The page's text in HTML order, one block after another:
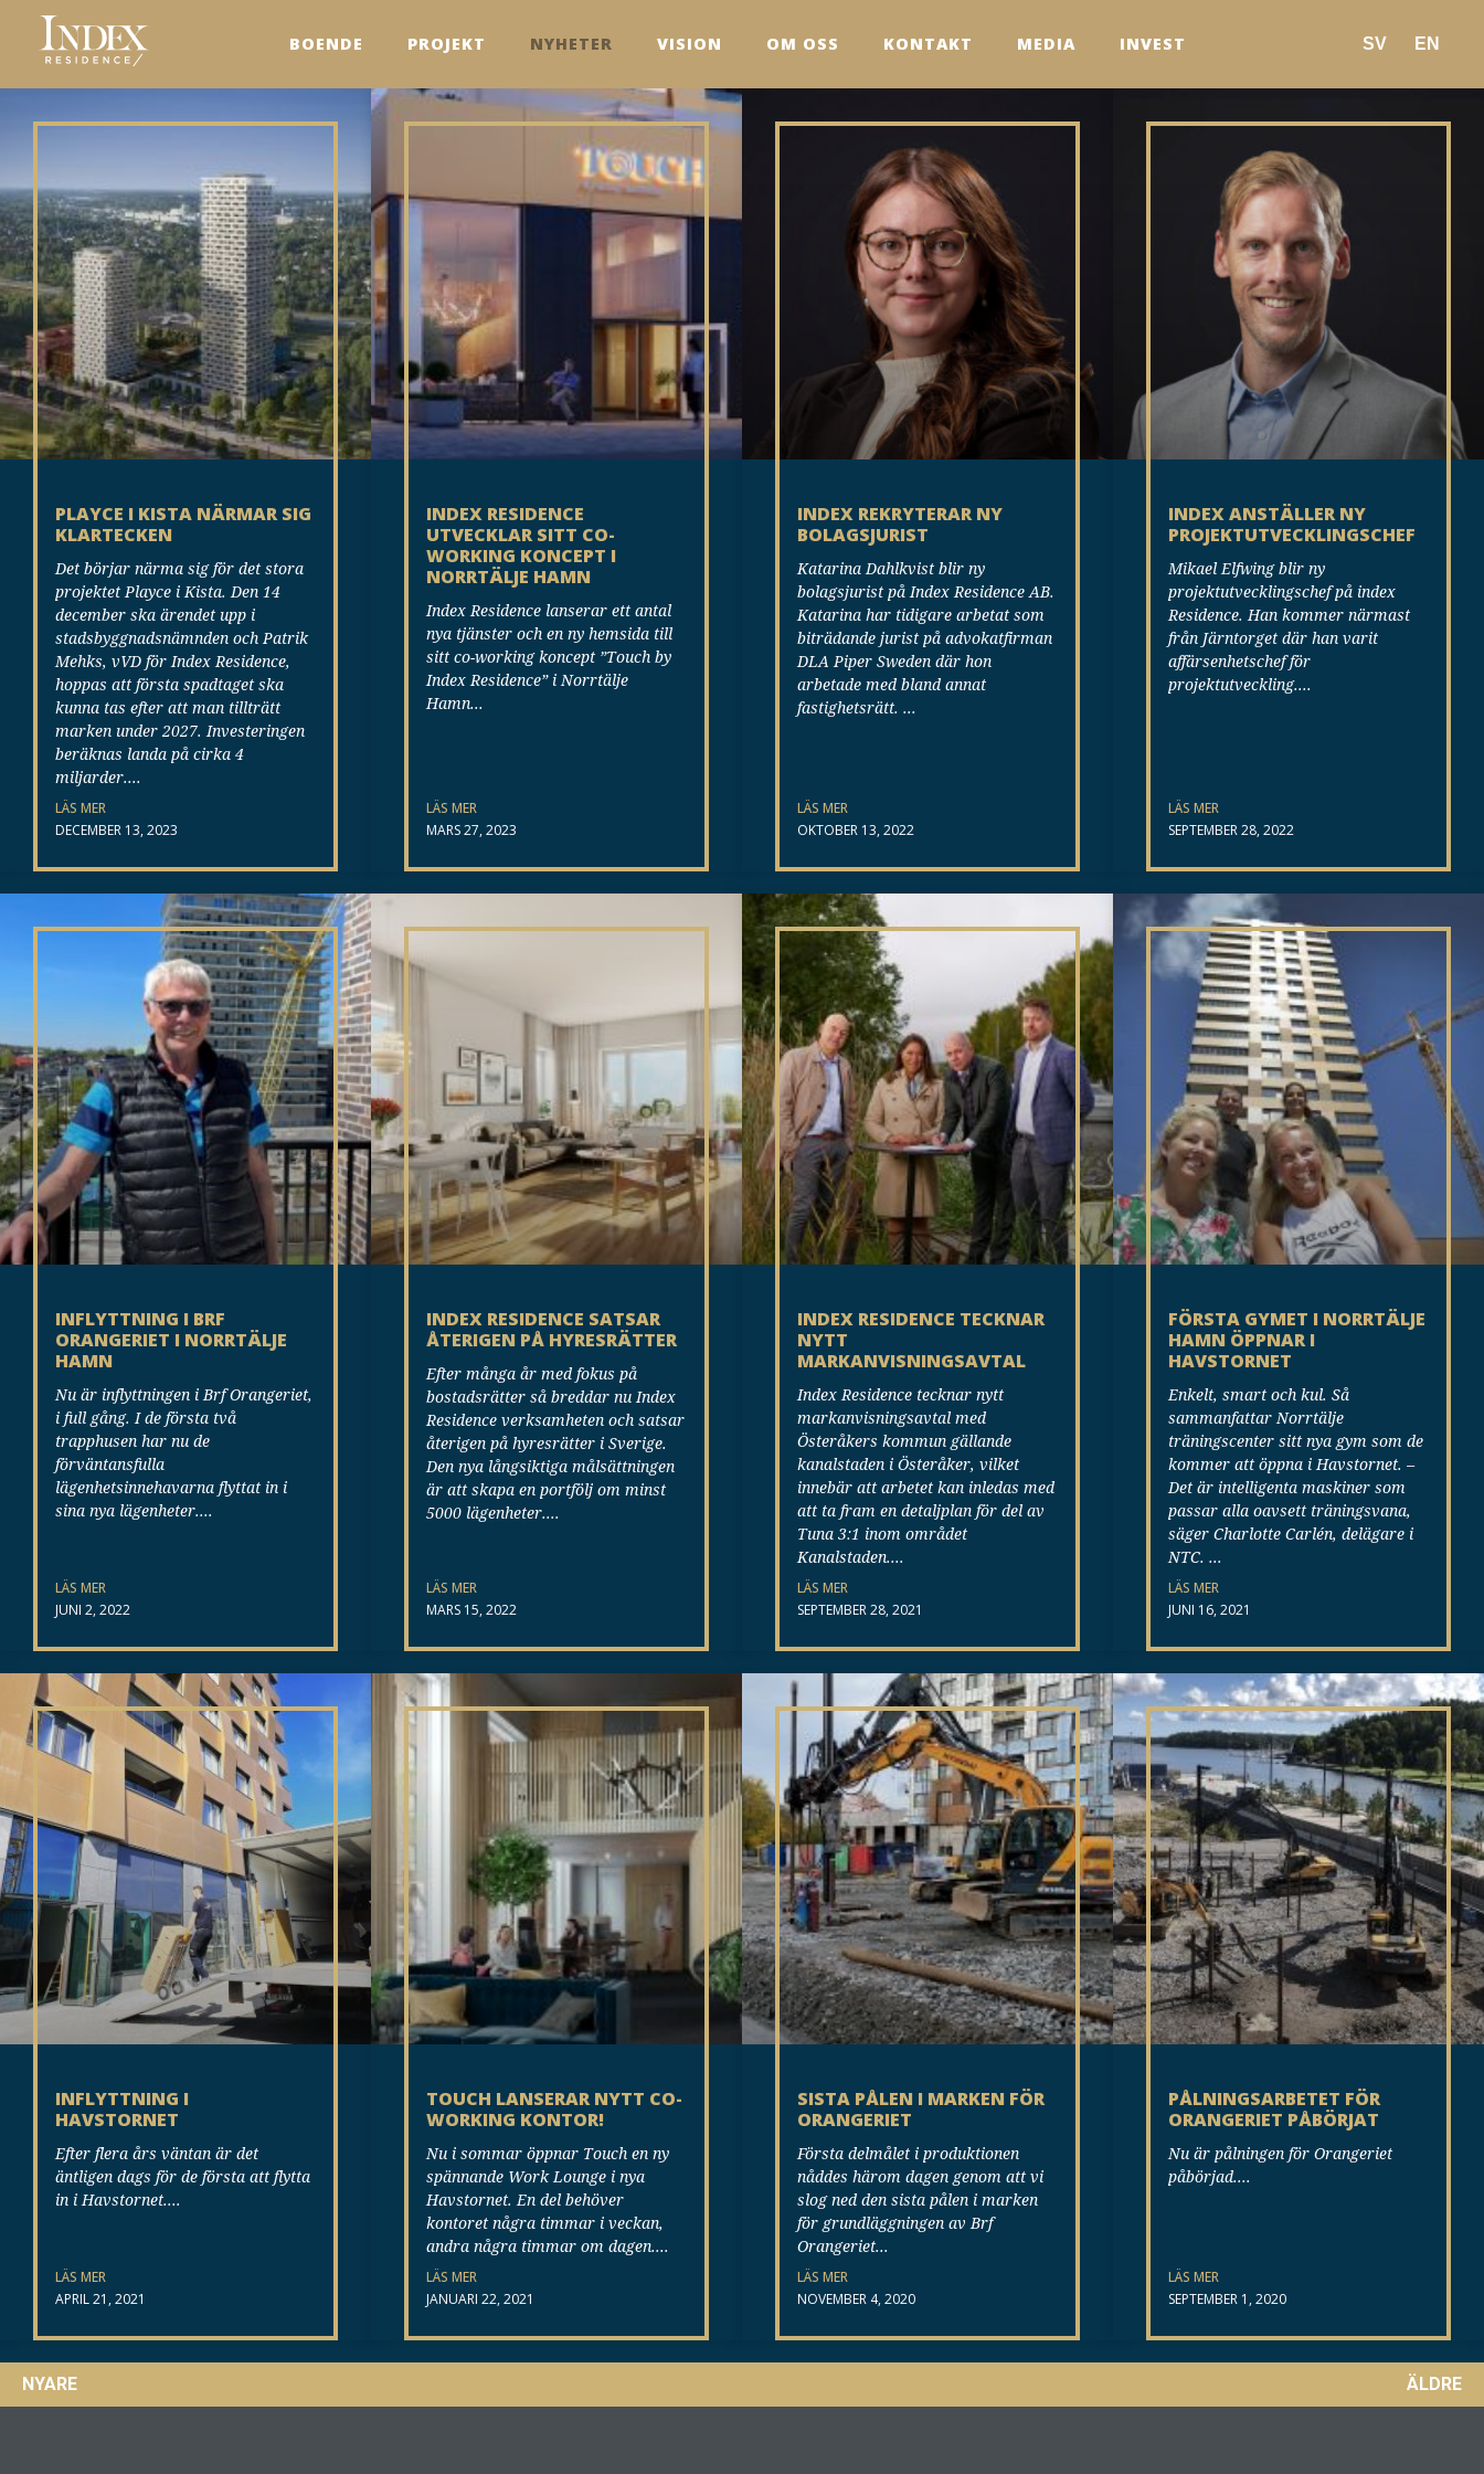
BOENDE PROJEKT NYHETER VISION OM OSS KONTAKT MEDIA INVEST SV EN
PLAYCE I KISTA NÄRMAR SIG
KLARTECKEN
Det börjar närma sig för det stora
projektet Playce i Kista. Den 14
december ska ärendet upp i
stadsbyggnadsnämnden och Patrik
Mehks, vVD för Index Residence,
hoppas att första spadtaget ska
kunna tas efter att man tillträtt
marken under 2027. Investeringen
beräknas landa på cirka 4
miljarder.
LÄS MER
DECEMBER 13, 2023
INDEX RESIDENCE
UTVECKLAR SITT CO-
WORKING KONCEPT I
NORRTÄLJE HAMN
Index Residence lanserar ett antal
nya tjänster och en ny hemsida till
sitt co-working koncept ”Touch by
Index Residence” i Norrtälje
Hamn
LÄS MER
MARS 27, 2023
INDEX REKRYTERAR NY
BOLAGSJURIST
Katarina Dahlkvist blir ny
bolagsjurist på Index Residence AB.
Katarina har tidigare arbetat som
biträdande jurist på advokatfirman
DLA Piper Sweden där hon
arbetade med bland annat
fastighetsrätt.
LÄS MER
OKTOBER 13, 2022
INDEX ANSTÄLLER NY
PROJEKTUTVECKLINGSCHEF
Mikael Elfwing blir ny
projektutvecklingschef på index
Residence. Han kommer närmast
från Järntorget där han varit
affärsenhetschef för
projektutveckling.
LÄS MER
SEPTEMBER 28, 2022
INFLYTTNING I BRF
ORANGERIET I NORRTÄLJE
HAMN
Nu är inflyttningen i Brf Orangeriet,
i full gång. I de första två
trapphusen har nu de
förväntansfulla
lägenhetsinnehavarna flyttat in i
sina nya lägenheter.
LÄS MER
JUNI 2, 2022
INDEX RESIDENCE SATSAR
ÅTERIGEN PÅ HYRESRÄTTER
Efter många år med fokus på
bostadsrätter så breddar nu Index
Residence verksamheten och satsar
återigen på hyresrätter i Sverige.
Den nya långsiktiga målsättningen
är att skapa en portfölj om minst
5000 lägenheter.
LÄS MER
MARS 15, 2022
INDEX RESIDENCE TECKNAR
NYTT
MARKANVISNINGSAVTAL
Index Residence tecknar nytt
markanvisningsavtal med
Österåkers kommun gällande
kanalstaden i Österåker, vilket
innebär att arbetet kan inledas med
att ta fram en detaljplan för del av
Tuna 3:1 inom området
Kanalstaden.
LÄS MER
SEPTEMBER 28, 2021
FÖRSTA GYMET I NORRTÄLJE
HAMN ÖPPNAR I
HAVSTORNET
Enkelt, smart och kul. Så
sammanfattar Norrtälje
träningscenter sitt nya gym som de
kommer att öppna i Havstornet. –
Det är intelligenta maskiner som
passar alla oavsett träningsvana,
säger Charlotte Carlén, delägare i
NTC.
LÄS MER
JUNI 16, 2021
INFLYTTNING I
HAVSTORNET
Efter flera års väntan är det
äntligen dags för de första att flytta
in i Havstornet.
LÄS MER
APRIL 21, 2021
TOUCH LANSERAR NYTT CO-
WORKING KONTOR!
Nu i sommar öppnar Touch en ny
spännande Work Lounge i nya
Havstornet. En del behöver
kontoret några timmar i veckan,
andra några timmar om dagen.
LÄS MER
JANUARI 22, 2021
SISTA PÅLEN I MARKEN FÖR
ORANGERIET
Första delmålet i produktionen
nåddes härom dagen genom att vi
slog ned den sista pålen i marken
för grundläggningen av Brf
Orangeriet
LÄS MER
NOVEMBER 4, 2020
PÅLNINGSARBETET FÖR
ORANGERIET PÅBÖRJAT
Nu är pålningen för Orangeriet
påbörjad.
LÄS MER
SEPTEMBER 1, 2020
NYARE ÄLDRE